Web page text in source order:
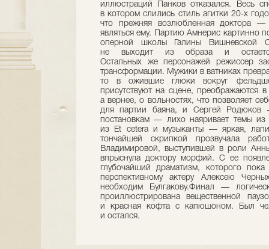
иллюстраций Панков отказался. Весь
в котором слились стиль агитки 20-х
что прежняя возлюбленная доктора —
являться ему. Партию Амнерис картинно
оперной школы Галины Вишневской
не выходит из образа и
Остальных же персонажей режиссер
трансформации. Мужики в ватниках
то в ожившие глюки вокруг
присутствуют на сцене, преображаются
а вернее, о вольностях, что позволяет
для партии баяна, и Сергей Родюков
постановкам — лихо наяривает темы
из Et cetera и музыканты — яркая,
тончайшей скрипкой прозвучала
Владимировой, выступившей в роли
впрыснула доктору морфий. С ее
глубочайший драматизм, которого
перспективному актеру Алексею
необходим Булгакову.Финал —
проиллюстрирована вещественной
и красная кофта с капюшоном. Был
и остался.